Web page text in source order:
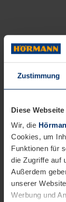
Zustimmung
Diese
Wir, die
Cookies, um
Funktionen für
die Zugriffe auf
Außerdem
unserer
Werbung und